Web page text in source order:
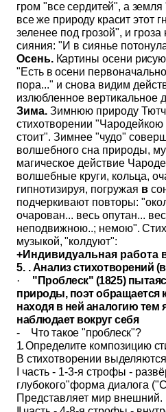
гром "все сердитей", а
все же природу краситэтот
зеленее под грозой", и
сияния: "И в сиянье
Осень. Картины осени
"Есть в осени
пора..." и снова видим
излюбленное вертикальное
Зима. Зимнюю природу
стихотворении
стоит". Зимнее "чудо"
волшебного сна природы,
магическое действие
волшебные круги, кольца,
гипнотизируя, погружая в
подчеркивают повторы:
очарован... весь опутан...
неподвижною..; немою".
музыкой, "колдуют":
+Индивидуальная работа
5. . Анализ стихотворений
·
"Проблеск" (1825)
природы, поэт обращается
находя в ней аналогию тем
наблюдает вокруг себя
- Что такое "проблеск"?
1. Определите композицию
В стихотворении
часть - 1-3-я строфы -
глубокого"форма диалога
Представляет мир внешний.